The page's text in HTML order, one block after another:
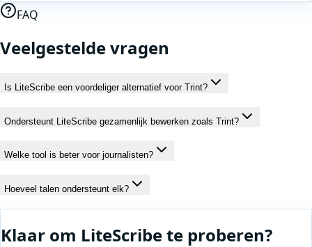
FAQ
Veelgestelde vragen
Is LiteScribe een voordeliger alternatief voor Trint?
Ondersteunt LiteScribe gezamenlijk bewerken zoals Trint?
Welke tool is beter voor journalisten?
Hoeveel talen ondersteunt elk?
Klaar om LiteScribe te proberen?